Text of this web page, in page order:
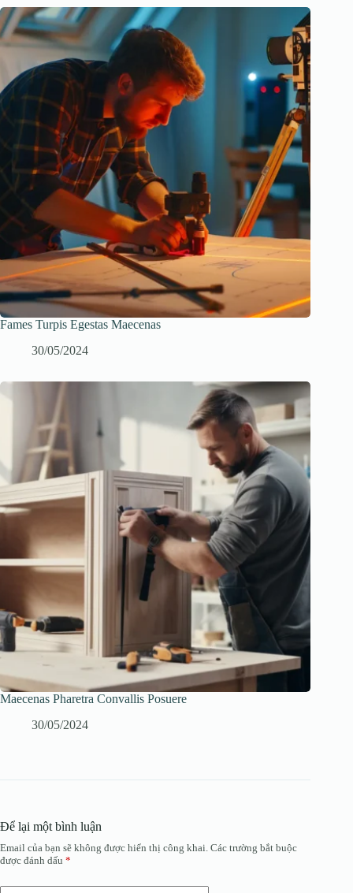
Fames Turpis Egestas Maecenas
30/05/2024
Maecenas Pharetra Convallis Posuere
30/05/2024
Để lại một bình luận
Email của bạn sẽ không được hiển thị công khai. Các trường bắt buộc
được đánh dấu *